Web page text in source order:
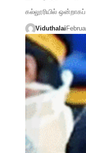
கல்லூரியில்
Viduthalai